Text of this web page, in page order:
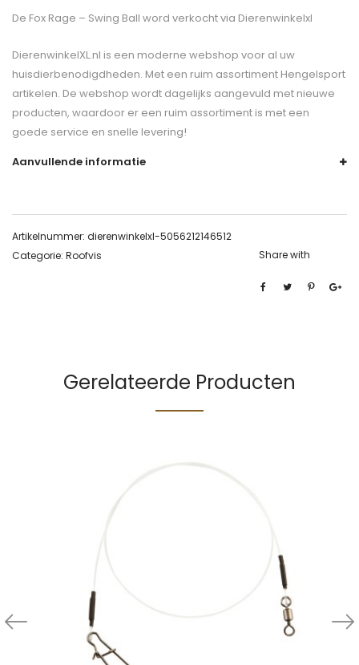
De Fox Rage – Swing Ball word verkocht via Dierenwinkelxl
DierenwinkelXL.nl is een moderne webshop voor al uw
huisdierbenodigdheden. Met een ruim assortiment Hengelsport
artikelen. De webshop wordt dagelijks aangevuld met nieuwe
producten, waardoor er een ruim assortiment is met een
goede service en snelle levering!
Aanvullende informatie
Artikelnummer: dierenwinkelxl-5056212146512
Categorie: Roofvis Share with
Gerelateerde Producten